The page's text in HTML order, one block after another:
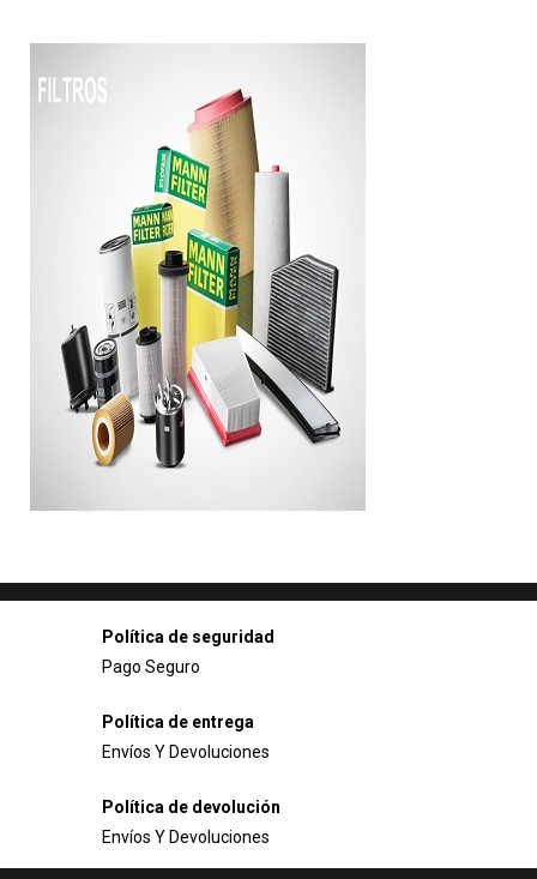
Política de seguridad
Pago Seguro
Política de entrega
Envíos Y Devoluciones
Política de devolución
Envíos Y Devoluciones